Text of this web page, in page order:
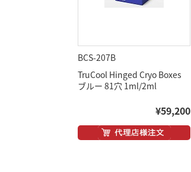
BCS-207B
TruCool Hinged Cryo Boxes
ブルー 81穴 1ml/2ml
¥59,200